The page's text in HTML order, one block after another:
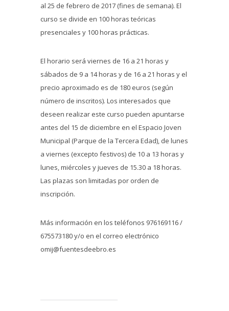
al 25 de febrero de 2017 (fines de semana). El
curso se divide en 100 horas teóricas
presenciales y 100 horas prácticas.
El horario será viernes de 16 a 21 horas y
sábados de 9 a 14 horas y de 16 a 21 horas y el
precio aproximado es de 180 euros (según
número de inscritos). Los interesados que
deseen realizar este curso pueden apuntarse
antes del 15 de diciembre en el Espacio Joven
Municipal (Parque de la Tercera Edad), de lunes
a viernes (excepto festivos) de 10 a 13 horas y
lunes, miércoles y jueves de 15.30 a 18 horas.
Las plazas son limitadas por orden de
inscripción.
Más información en los teléfonos 976169116 /
675573180 y/o en el correo electrónico
omij@fuentesdeebro.es